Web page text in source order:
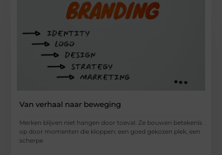
Van verhaal naar beweging
Merken blijven niet hangen door toeval. Ze bouwen betekenis
op door momenten die kloppen: een goed gekozen plek, een
scherpe